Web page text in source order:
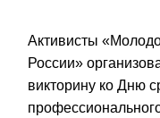
Активисты
России»
викторину ко Дню